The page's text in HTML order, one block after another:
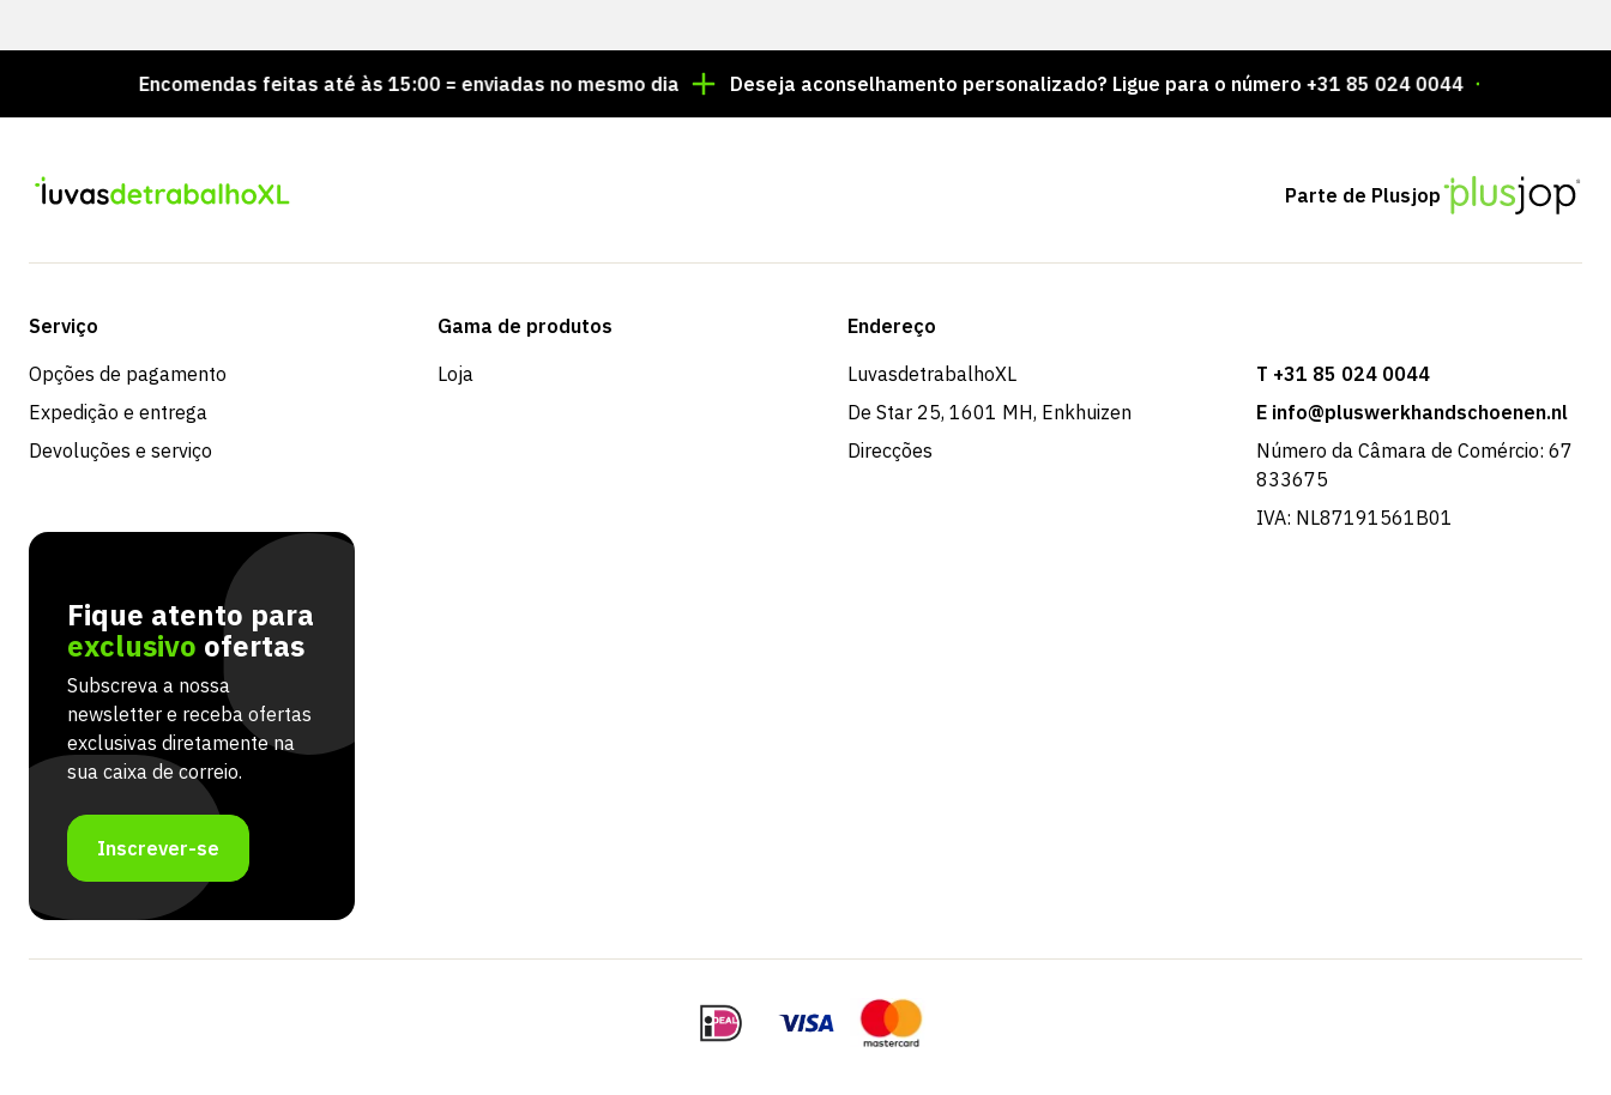
Encomendas feitas até às 15:00 = enviadas no mesmo dia Deseja aconselhamento personalizado? Ligue para o número +31 85 024 0044 Milhares de
Parte de Plusjop
Serviço
Opções de pagamento
Expedição e entrega
Devoluções e serviço
Gama de produtos
Loja
Endereço
LuvasdetrabalhoXL
De Star 25, 1601 MH, Enkhuizen
Direcções
T +31 85 024 0044
E info@pluswerkhandschoenen.nl
Número da Câmara de Comércio: 67
833675
IVA: NL87191561B01
Fique atento para
exclusivo ofertas
Subscreva a nossa
newsletter e receba ofertas
exclusivas diretamente na
sua caixa de correio.
Inscrever-se